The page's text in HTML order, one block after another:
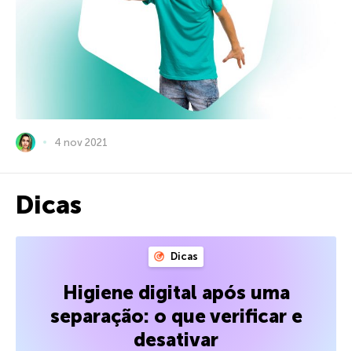
4 nov 2021
Dicas
Dicas
Higiene digital após uma
separação: o que verificar e
desativar